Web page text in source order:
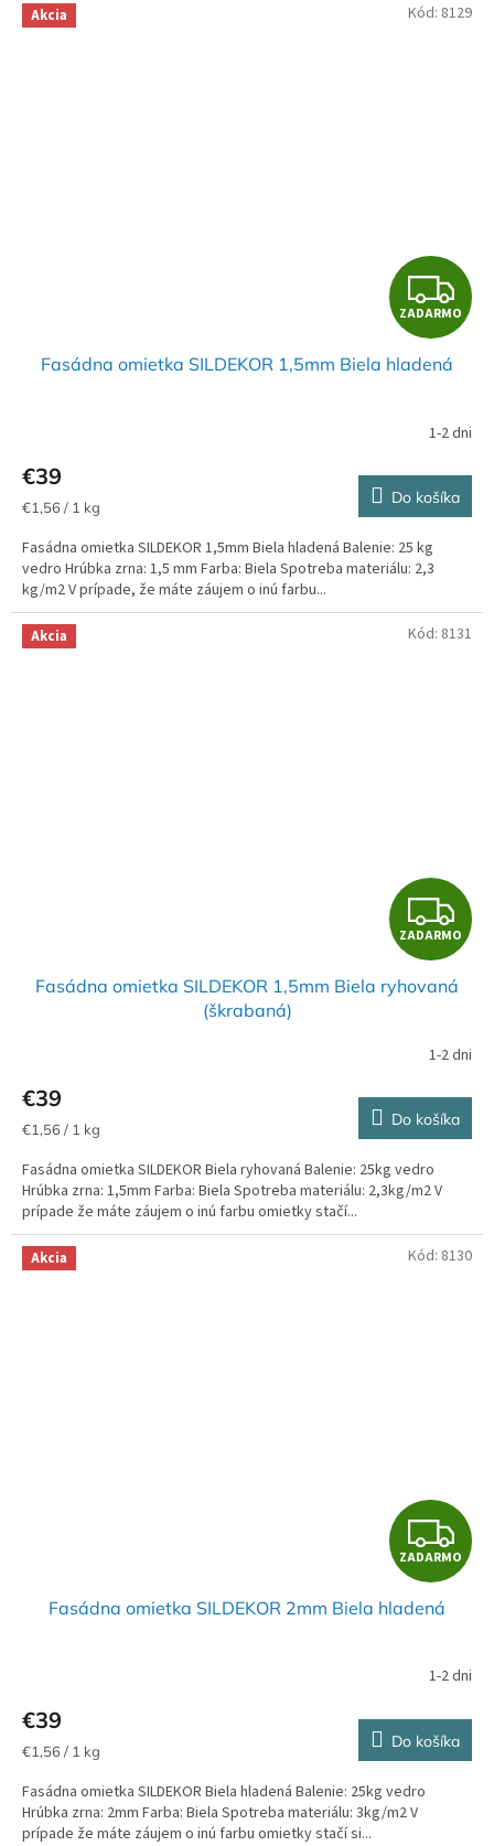
Akcia
Z
A
A
R
M
ZADARMO
Fasádna omietka SILDEKOR 1,5mm Biela hladená
1-2 dni
€39
Jednotková
€1,56 / 1 kg Do košíka
Fasádna omietka SILDEKOR 1,5mm Biela hladená Balenie: 25 kg
vedro Hrúbka zrna: 1,5 mm Farba: Biela Spotreba materiálu: 2,3
kg/m2 V prípade, že máte záujem o inú farbu...
Kód: 8129
Akcia
Z
A
D
A
R
M
ZADARMO
Fasádna omietka SILDEKOR 1,5mm Biela ryhovaná
(škrabaná)
1-2 dni
€39
Jednotková
€1,56 / 1 kg Do košíka
Fasádna omietka SILDEKOR Biela ryhovaná Balenie: 25kg vedro
Hrúbka zrna: 1,5mm Farba: Biela Spotreba materiálu: 2,3kg/m2 V
prípade že máte záujem o inú farbu omietky stačí...
Kód: 8131
Akcia
Z
A
A
R
M
ZADARMO
Fasádna omietka SILDEKOR 2mm Biela hladená
1-2 dni
€39
Jednotková
€1,56 / 1 kg Do košíka
Fasádna omietka SILDEKOR Biela hladená Balenie: 25kg vedro
Hrúbka zrna: 2mm Farba: Biela Spotreba materiálu: 3kg/m2 V
prípade že máte záujem o inú farbu omietky stačí si...
Kód: 8130